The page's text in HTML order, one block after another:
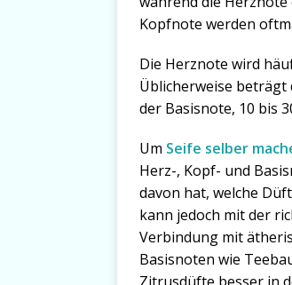
Kopfnote werden
Die Herznote wird
Üblicherweise beträgt
der Basisnote, 10 bis
Um Seife selber
Herz-, Kopf- und
davon hat, welche
kann jedoch mit der
Verbindung mit
Basisnoten wie